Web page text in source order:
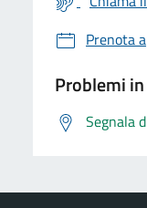
Prenota
Problemi
Segnala